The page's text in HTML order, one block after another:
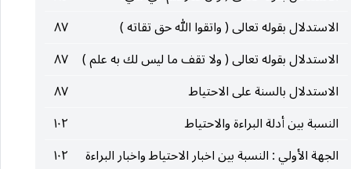
الاستدلال بقوله تعالى ( واتقوا الله حق تقاته )
٨٧
الاستدلال بقوله تعالى ( ولا تقف ما ليس لك به علم ) ٨٧
الاستدلال بالسنة على الاحتياط
٨٧
النسبة بين أدلة البراءة والاحتياط
١٠٢
الجهة الأولي : النسبة بين اخبار الاحتياط واخبار البراءة
١٠٢
وهذا ما اختاره صاحب
__________________
(١) آل عمران : ١٧٦.
(٢) آل عمران : ١٧٧.